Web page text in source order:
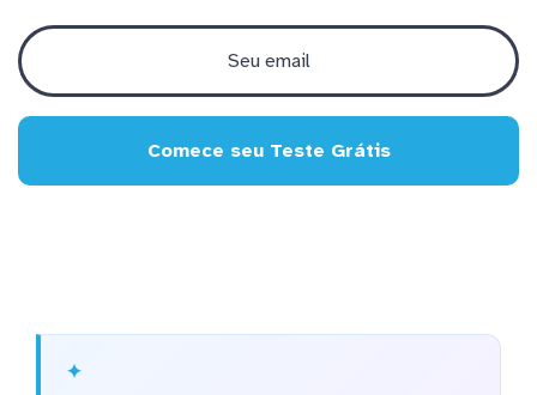
Comece seu Teste Grátis